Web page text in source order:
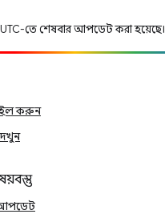
তে শেষবার আপডেট করা হয়েছে।
করুন